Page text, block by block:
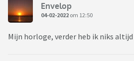
Envelop
04-02-2022 om 12:50
Mijn horloge, verder heb ik niks